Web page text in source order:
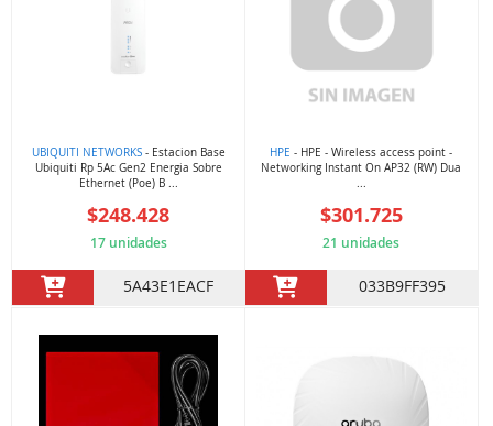
UBIQUITI NETWORKS- Estacion Base
Ubiquiti Rp 5Ac Gen2 Energia Sobre
Ethernet (Poe) B ...
$248.428
17 unidades
5A43E1EACF
HPE - HPE - Wireless access point -
Networking Instant On AP32 (RW) Dua
...
$301.725
21 unidades
033B9FF395